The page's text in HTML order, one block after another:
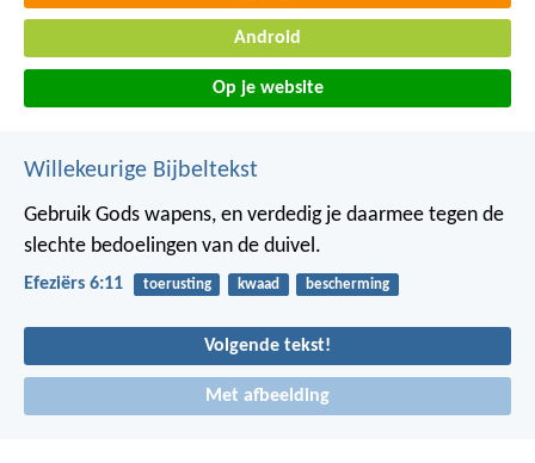
Android
Op je website
Willekeurige Bijbeltekst
Gebruik Gods wapens, en verdedig je daarmee tegen de
slechte bedoelingen van de duivel.
Efeziërs 6:11 toerusting kwaad bescherming
Volgende tekst!
Met afbeelding